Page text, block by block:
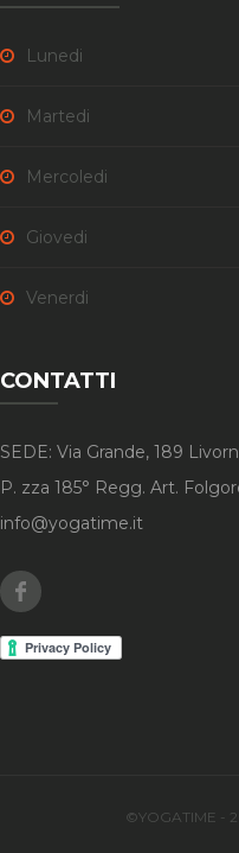
Lunedi
Martedi
Mercoledi
Giovedi
Venerdi
CONTATTI
SEDE: Via Grande, 189
P. zza 185° Regg. Art.
info@yogatime.it
©YOGATIME -